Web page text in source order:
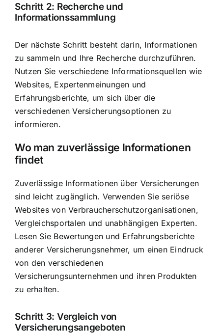
Schritt 2: Recherche und
Informationssammlung
Der nächste Schritt besteht darin, Informationen
zu sammeln und Ihre Recherche durchzuführen.
Nutzen Sie verschiedene Informationsquellen wie
Websites, Expertenmeinungen und
Erfahrungsberichte, um sich über die
verschiedenen Versicherungsoptionen zu
informieren.
Wo man zuverlässige Informationen
findet
Zuverlässige Informationen über Versicherungen
sind leicht zugänglich. Verwenden Sie seriöse
Websites von Verbraucherschutzorganisationen,
Vergleichsportalen und unabhängigen Experten.
Lesen Sie Bewertungen und Erfahrungsberichte
anderer Versicherungsnehmer, um einen Eindruck
von den verschiedenen
Versicherungsunternehmen und ihren Produkten
zu erhalten.
Schritt 3: Vergleich von
Versicherungsangeboten